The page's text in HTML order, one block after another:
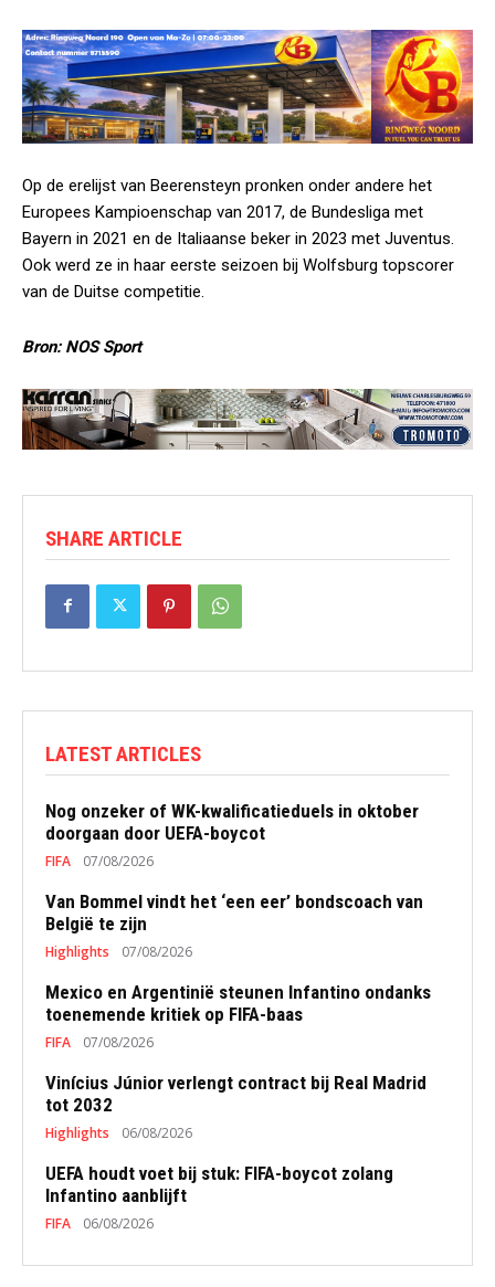
Op de erelijst van Beerensteyn pronken onder andere het
Europees Kampioenschap van 2017, de Bundesliga met
Bayern in 2021 en de Italiaanse beker in 2023 met Juventus.
Ook werd ze in haar eerste seizoen bij Wolfsburg topscorer
van de Duitse competitie.
Bron: NOS Sport
SHARE ARTICLE
LATEST ARTICLES
Nog onzeker of WK-kwalificatieduels in oktober
doorgaan door UEFA-boycot
FIFA 07/08/2026
Van Bommel vindt het ‘een eer’ bondscoach van
België te zijn
Highlights 07/08/2026
Mexico en Argentinië steunen Infantino ondanks
toenemende kritiek op FIFA-baas
FIFA 07/08/2026
Vinícius Júnior verlengt contract bij Real Madrid
tot 2032
Highlights 06/08/2026
UEFA houdt voet bij stuk: FIFA-boycot zolang
Infantino aanblijft
FIFA 06/08/2026